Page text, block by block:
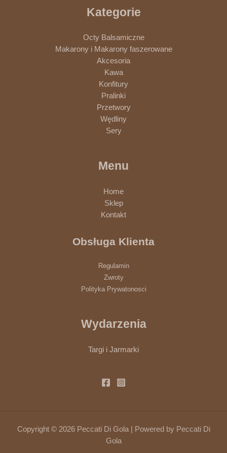
Kategorie
Octy Balsamiczne
Makarony i Makarony faszerowane
Akcesoria
Kawa
Konfitury
Pralinki
Przetwory
Wędliny
Sery
Menu
Home
Sklep
Kontakt
Obsługa Klienta
Regulamin
Zwroty
Polityka Prywatonosci
Wydarzenia
Targi i Jarmarki
Copyright © 2026 Peccati Di Gola | Powered by Peccati Di
Gola